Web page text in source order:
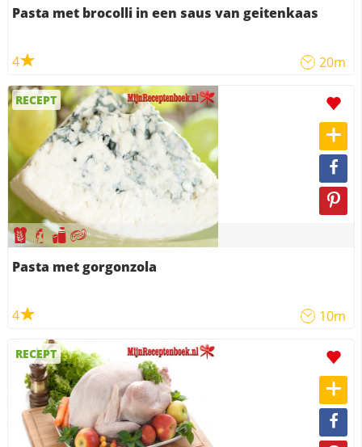
Pasta met brocolli in een saus van geitenkaas
4 20m
RECEPT
Pasta met gorgonzola
4 10m
RECEPT